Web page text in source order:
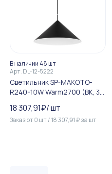
В наличии 48 шт
Арт. DL-12-5222
Светильник SP-MAKOTO-
R240-10W Warm2700 (BK, 36
18 307,91₽/шт
Заказ от0 шт/18 307,91 ₽за шт